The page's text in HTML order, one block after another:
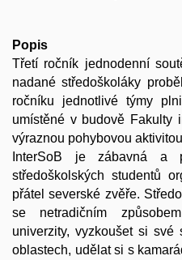
Popis
Třetí ročník jednodenní
nadané středoškoláky
ročníku jednotlivé týmy
umístěné v budově Fakulty
výraznou pohybovou
InterSoB je zábavná a
středoškolských studentů
přátel severské zvěře.
se netradičním
univerzity, vyzkoušet si své
oblastech, udělat si s